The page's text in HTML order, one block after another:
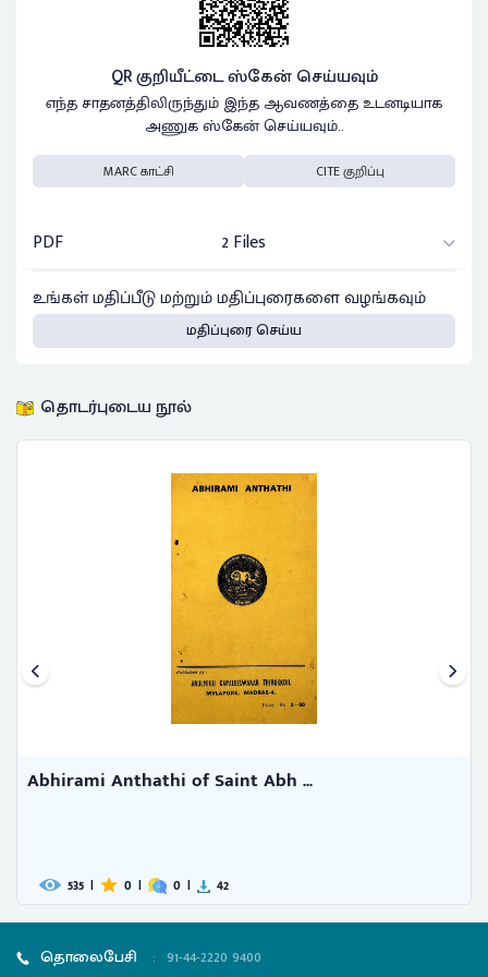
QR குறியீட்டை ஸ்கேன் செய்யவும்
எந்த சாதனத்திலிருந்தும் இந்த ஆவணத்தை உடனடியாக
அணுக ஸ்கேன் செய்யவும்..
MARC காட்சி CITE குறிப்பு
PDF
2 Files
உங்கள் மதிப்பீடு மற்றும் மதிப்புரைகளை வழங்கவும்
மதிப்புரை செய்ய
தொடர்புடைய நூல்
The Sivadvaita- nirnaya of App ...
791 0 0
தொலைபேசி : 91-44-2220 9400